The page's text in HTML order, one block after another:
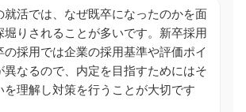
就活では、なぜ既卒になったのかを面
堀りされることが多いです。新卒採用
の採用では企業の採用基準や評価ポイ
異なるので、内定を目指すためにはそ
を理解し対策を行うことが大切です